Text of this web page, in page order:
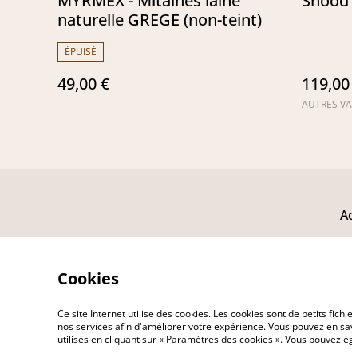
naturelle GREGE (non-teint)
ÉPUISÉ
49,00 €
AUTRES
Cookies
Ce site Internet utilise des cookies. Les cookies sont de petits
nos services afin d'améliorer votre expérience. Vous pouvez en
utilisés en cliquant sur « Paramètres des cookies ». Vous pouvez